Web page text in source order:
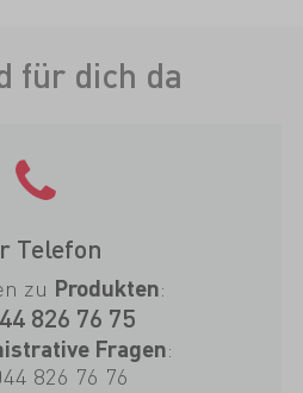
für dich da
Telefon
zu Produkten:
826 76 75
Fragen:
826 76 76